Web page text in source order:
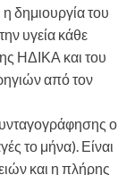
δημιουργία του
υγεία κάθε
ΗΔΙΚΑ και του
από τον
ο
το μήνα). Είναι
και η πλήρης